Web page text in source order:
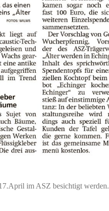
im ASZ besichtigt werden.